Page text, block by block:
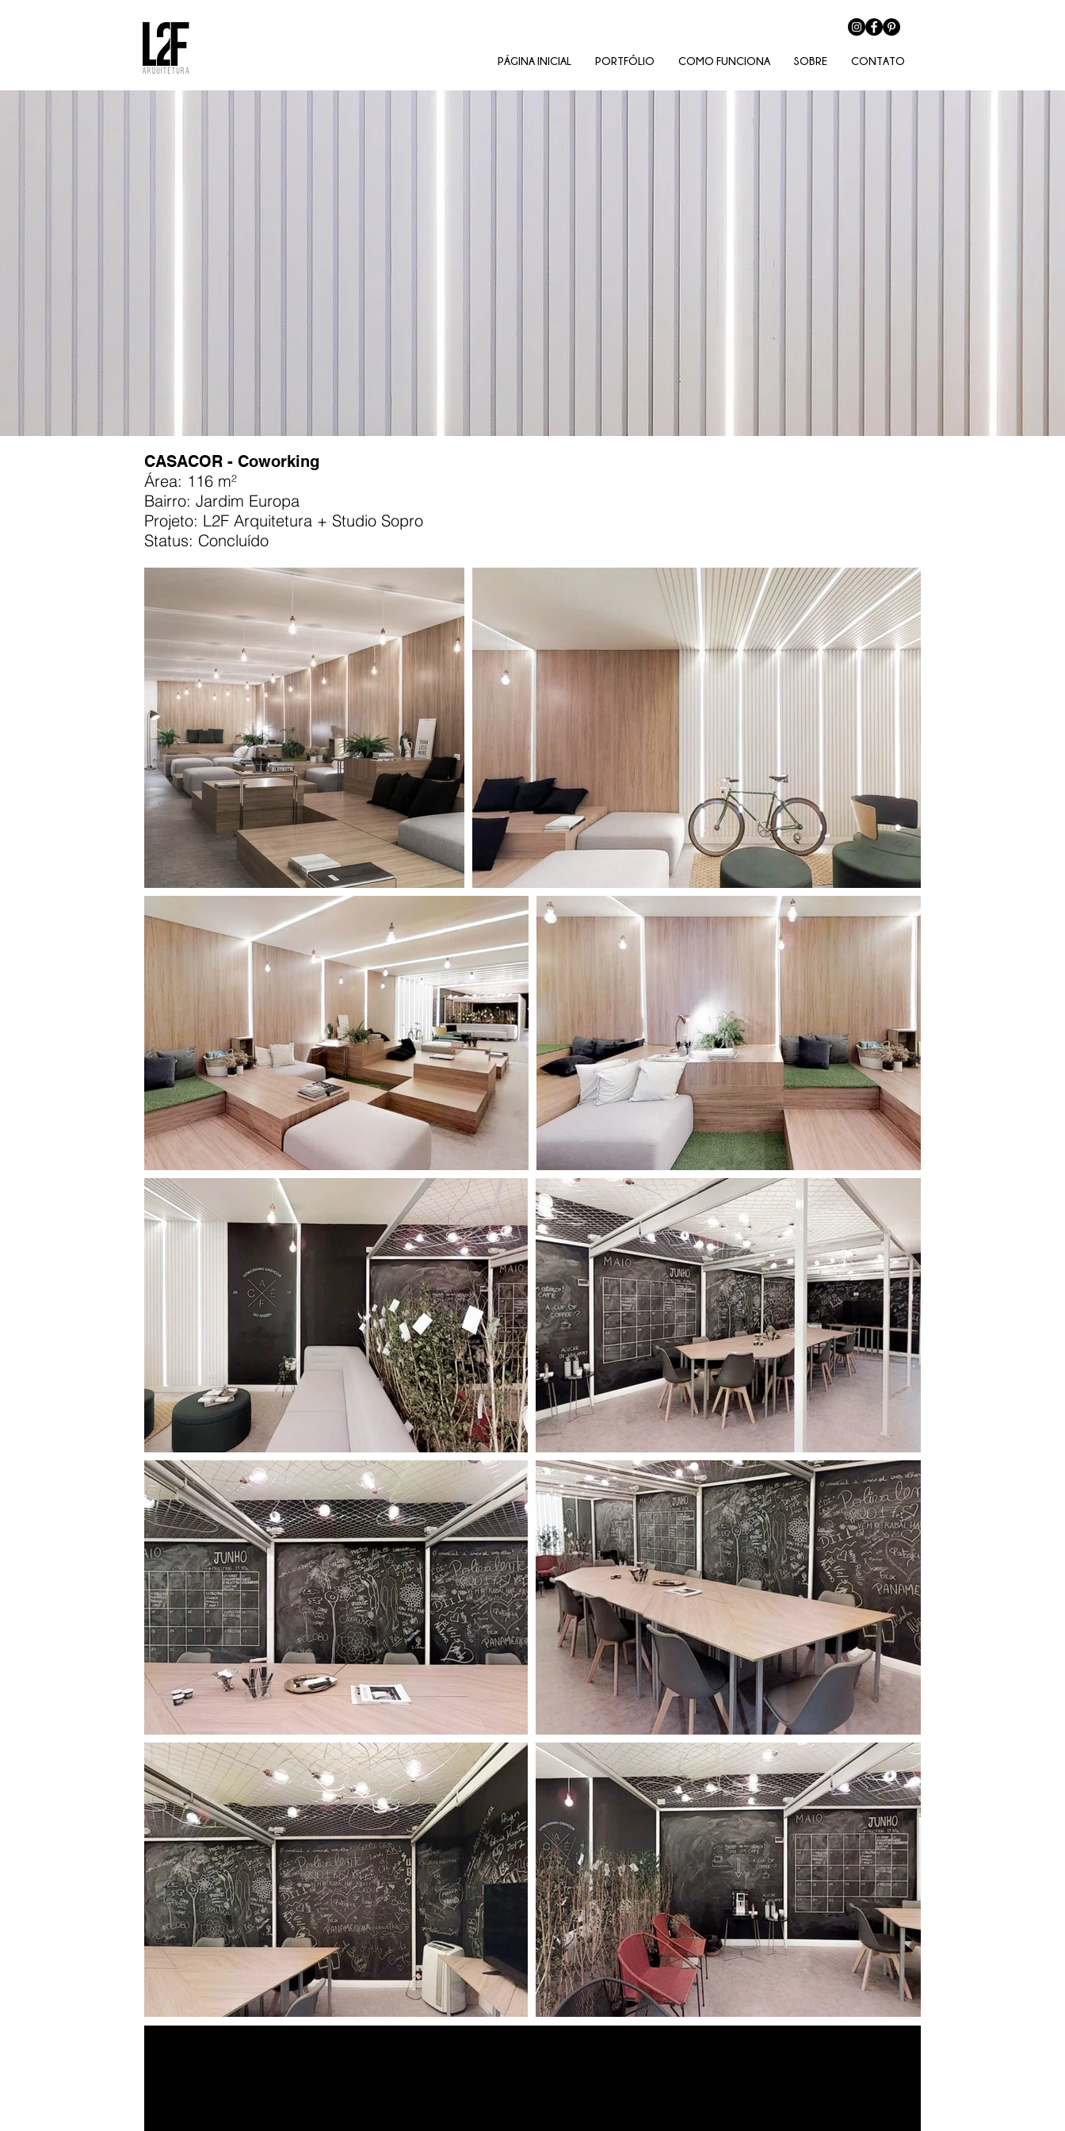
PÁGINA INICIAL PORTFÓLIO COMO FUNCIONA SOBRE CONTATO
CASACOR - Coworking
Área: 116 m²
Bairro: Jardim Europa
Projeto: L2F Arquitetura + Studio Sopro
Status: Concluído